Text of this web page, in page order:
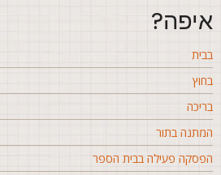
בתור
פעילה בבית הספר